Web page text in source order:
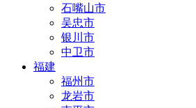
石嘴山市
吴忠市
银川市
中卫市
福建
福州市
龙岩市